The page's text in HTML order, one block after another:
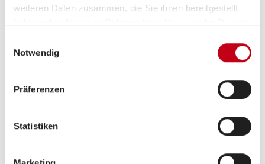
weiteren Daten zusammen, die Sie ihnen bereitgestellt
Notwendig
Präferenzen
Statistiken